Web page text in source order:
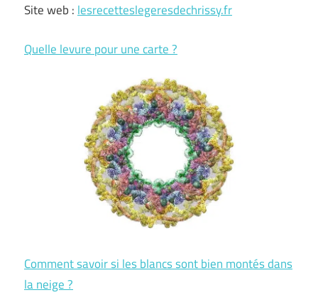
Site web : lesrecetteslegeresdechrissy.fr
Quelle levure pour une carte ?
Comment savoir si les blancs sont bien montés dans
la neige ?